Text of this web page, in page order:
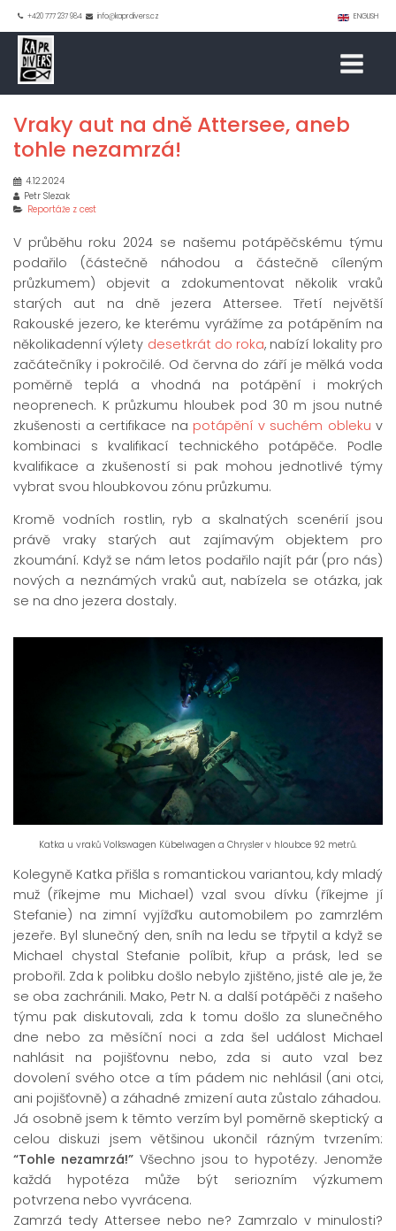
+420 777 237 984 info@kaprdivers.cz ENGLISH
Vraky aut na dně Attersee, aneb
tohle nezamrzá!
4.12.2024
Petr Slezak
Reportáže z cest
V průběhu roku 2024 se našemu potápěčskému týmu
podařilo (částečně náhodou a částečně cíleným
průzkumem) objevit a zdokumentovat několik vraků
starých aut na dně jezera Attersee. Třetí největší
Rakouské jezero, ke kterému vyrážíme za potápěním na
několikadenní výlety desetkrát do roka, nabízí lokality pro
začátečníky i pokročilé. Od června do září je mělká voda
poměrně teplá a vhodná na potápění i mokrých
neoprenech. K průzkumu hloubek pod 30 m jsou nutné
zkušenosti a certifikace na potápění v suchém obleku v
kombinaci s kvalifikací technického potápěče. Podle
kvalifikace a zkušeností si pak mohou jednotlivé týmy
vybrat svou hloubkovou zónu průzkumu.
Kromě vodních rostlin, ryb a skalnatých scenérií jsou
právě vraky starých aut zajímavým objektem pro
zkoumání. Když se nám letos podařilo najít pár (pro nás)
nových a neznámých vraků aut, nabízela se otázka, jak
se na dno jezera dostaly.
Katka u vraků Volkswagen Kübelwagen a Chrysler v hloubce 92 metrů.
Kolegyně Katka přišla s romantickou variantou, kdy mladý
muž (říkejme mu Michael) vzal svou dívku (říkejme jí
Stefanie) na zimní vyjížďku automobilem po zamrzlém
jezeře. Byl slunečný den, sníh na ledu se třpytil a když se
Michael chystal Stefanie políbit, křup a prásk, led se
probořil. Zda k polibku došlo nebylo zjištěno, jisté ale je, že
se oba zachránili. Mako, Petr N. a další potápěči z našeho
týmu pak diskutovali, zda k tomu došlo za slunečného
dne nebo za měsíční noci a zda šel událost Michael
nahlásit na pojišťovnu nebo, zda si auto vzal bez
dovolení svého otce a tím pádem nic nehlásil (ani otci,
ani pojišťovně) a záhadné zmizení auta zůstalo záhadou.
Já osobně jsem k těmto verzím byl poměrně skeptický a
celou diskuzi jsem většinou ukončil rázným tvrzením:
“Tohle nezamrzá!” Všechno jsou to hypotézy. Jenomže
každá hypotéza může být seriozním výzkumem
potvrzena nebo vyvrácena.
Zamrzá tedy Attersee nebo ne? Zamrzalo v minulosti?